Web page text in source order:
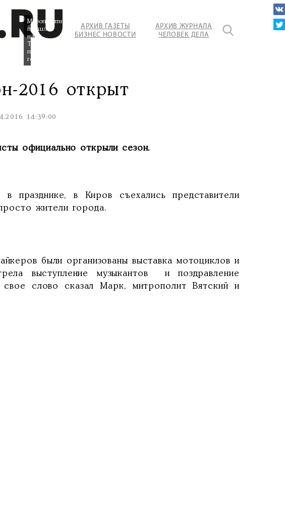
АРХИВ ГАЗЕТЫ
БИЗНЕС НОВОСТИ
АРХИВ ЖУРНАЛА
ЧЕЛОВЕК ДЕЛА
Мероприятие
прошло
на
Театральной
площади
города.
2016 открыт
14:39:00
официально открыли сезон.
в Киров съехались представители
жители города.
были организованы выставка мотоциклов и
выступление музыкантов и поздравление
слово сказал Марк, митрополит Вятский и